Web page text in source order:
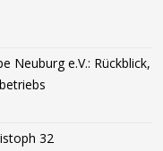
Neuburg e.V.: Rückblick,
32